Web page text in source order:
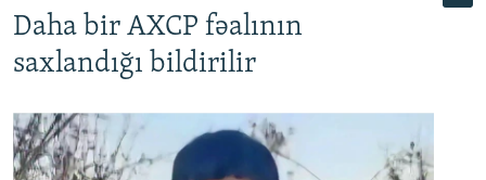
Daha bir AXCP fəalının
saxlandığı bildirilir